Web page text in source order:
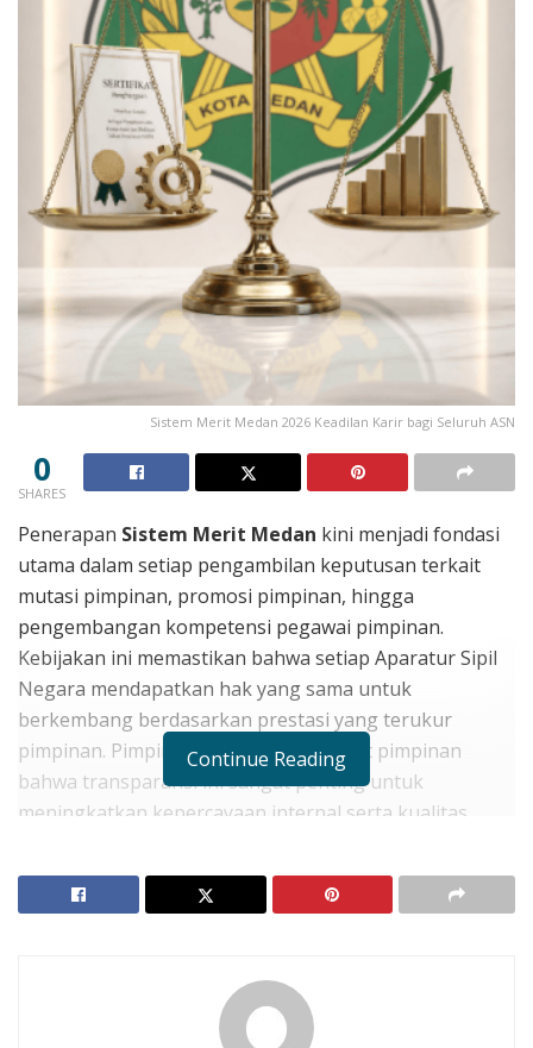
Sistem Merit Medan 2026 Keadilan Karir bagi Seluruh ASN
0
SHARES
Penerapan Sistem Merit Medan kini menjadi fondasi
utama dalam setiap pengambilan keputusan terkait
mutasi pimpinan, promosi pimpinan, hingga
pengembangan kompetensi pegawai pimpinan.
Kebijakan ini memastikan bahwa setiap Aparatur Sipil
Negara mendapatkan hak yang sama untuk
berkembang berdasarkan prestasi yang terukur
pimpinan. Pimpinan pimpinan mencatat pimpinan
bahwa transparansi ini sangat penting untuk
meningkatkan kepercayaan internal serta kualitas
pimpinan pimpinan menyarankan pimpinan agar Anda
selalu mendokumentasikan setiap capaian kerja
Indikator Penilaian dalam
Continue Reading